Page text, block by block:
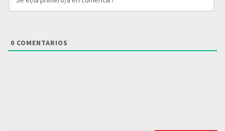
0 COMENTARIOS